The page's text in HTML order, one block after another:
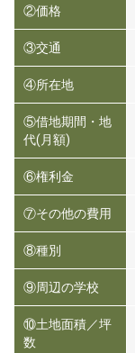
②価格
③交通
④所在地
⑤借地期間・地
代(月額)
⑥権利金
⑦その他の費用
⑧種別
⑨周辺の学校
⑩土地面積／坪
数